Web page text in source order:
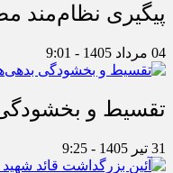
پیگیری نظام‌مند
04 مرداد 1405 - 9:01
تقسیط و بخشودگی
31 تیر 1405 - 9:25